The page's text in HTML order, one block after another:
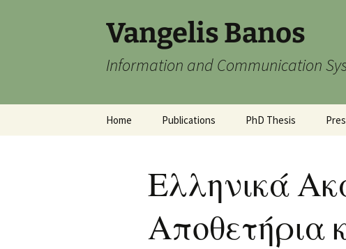
Vangelis Banos
Information and Communication
Home Publications PhD Thesis
Ελληνικά
Αποθετήρια